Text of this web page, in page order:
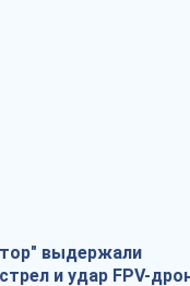
выдержали
и удар FPV-